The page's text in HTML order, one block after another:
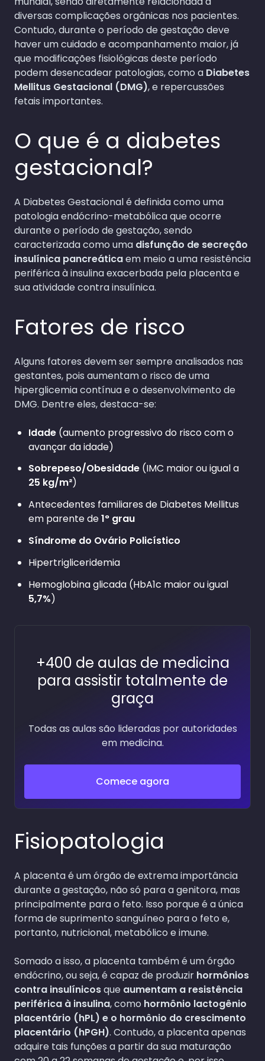
diversas complicações orgânicas nos pacientes.
Contudo, durante o período de gestação deve
haver um cuidado e acompanhamento maior, já
que modificações fisiológicas deste período
podem desencadear patologias, como a Diabetes
Mellitus Gestacional (DMG), e repercussões
fetais importantes.
O que é a diabetes
gestacional?
A Diabetes Gestacional é definida como uma
patologia endócrino-metabólica que ocorre
durante o período de gestação, sendo
caracterizada como uma disfunção de secreção
insulínica pancreáticaem meio a uma resistência
periférica à insulina exacerbada pela placenta e
sua atividade contra insulínica.
Fatores de risco
Alguns fatores devem ser sempre analisados nas
gestantes, pois aumentam o risco de uma
hiperglicemia contínua e o desenvolvimento de
DMG. Dentre eles, destaca-se:
Idade (aumento progressivo do risco com o
avançar da idade)
Sobrepeso/Obesidade (IMC maior ou igual a
25 kg/m²)
Antecedentes familiares de Diabetes Mellitus
em parente de1° grau
Síndrome do Ovário Policístico
Hipertrigliceridemia
Hemoglobina glicada (HbA1c maior ou igual
5,7%)
+400 de aulas de medicina
para assistir totalmente de
graça
Todas as aulas são lideradas por autoridades
em medicina.
Comece agora
Fisiopatologia
A placenta é um órgão de extrema importância
durante a gestação, não só para a genitora, mas
principalmente para o feto. Isso porque é a única
forma de suprimento sanguíneo para o feto e,
portanto, nutricional, metabólico e imune.
Somado a isso, a placenta também é um órgão
endócrino, ou seja, é capaz de produzir hormônios
contra insulínicosque aumentam a resistência
periférica à insulina, como hormônio lactogênio
placentário (hPL) e o hormônio do crescimento
placentário (hPGH). Contudo, a placenta apenas
adquire tais funções a partir da sua maturação